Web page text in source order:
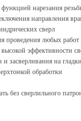
нарезания
направления
сверл
проведения любых работ
эффективности
на
обработки
без сверлильного